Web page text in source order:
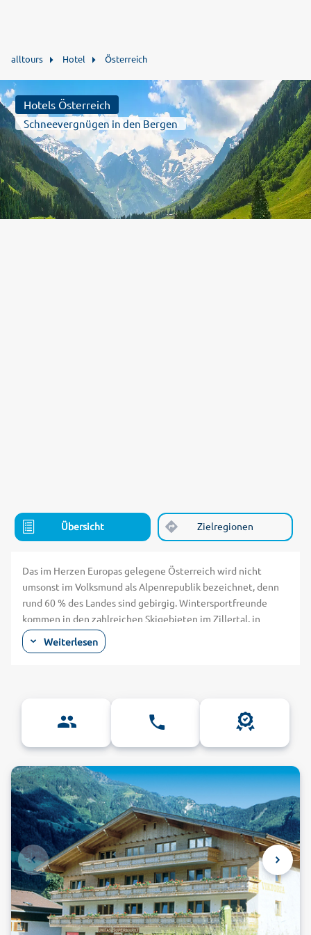
alltours Hotel Österreich
Hotels Österreich
Schneevergnügen in den Bergen
Übersicht Zielregionen
Das im Herzen Europas gelegene Österreich wird nicht
umsonst im Volksmund als Alpenrepublik bezeichnet, denn
rund 60 % des Landes sind gebirgig. Wintersportfreunde
kommen in den zahlreichen Skigebieten im Zillertal, in
Arlberg, dem Salzburger Land oder der Tiroler Zugspitz Arena
voll auf ihre Kosten. Viele Hotels in Österreich befinden sich
Vielseitigkeit. Ganz egal, ob Sie alleine oder mit der ganzen
Familie verreisen, für jeden Geschmack ist das Passende
dabei. In den familienfreundlichen Hotels in Österreich
Badelandschaften und das bunte Unterhaltungsprogramm
freuen. Wellness und Erholung wird zudem in den luxuriösen
5-Sterne-Hotels großgeschrieben. Hier genießen Sie einen
Aufenthalt im Spa oder in der Sauna und entspannen vom
hektischen Alltag.
Individuelle Unterkünfte, die keine
Wünsche offenlassen
Aber auch im Sommer hat Österreich viel zu bieten. Wenn
der Schnee geschmolzen ist, erstrahlen die grünen Wälder
Weiterlesen